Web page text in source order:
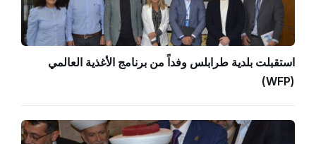
استقبلت بلدية طرابلس وفداً من برنامج الأغذية العالمي
(WFP)